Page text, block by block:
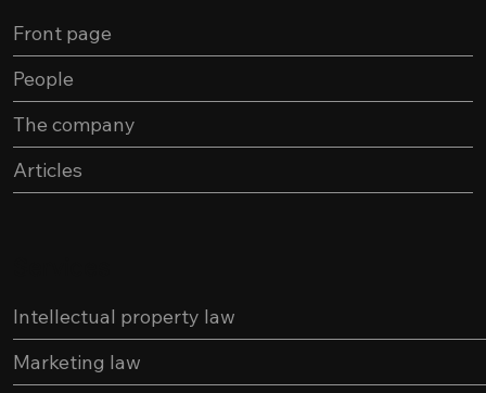
Articles
The company
People
Front page
Intellectual property law
Marketing law